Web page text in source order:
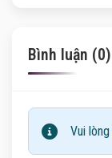
Bình luận (0)
Vui lòng